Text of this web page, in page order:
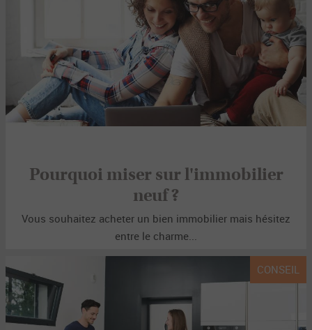
Pourquoi miser sur l'immobilier
neuf ?
Vous souhaitez acheter un bien immobilier mais hésitez
entre le charme...
CONSEIL